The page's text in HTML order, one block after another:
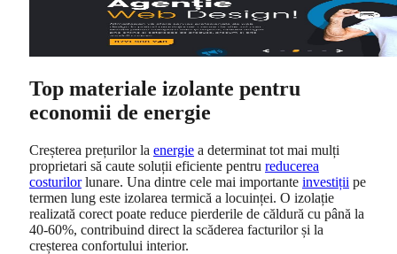
Top materiale izolante pentru
economii de energie
Creșterea prețurilor la energie a determinat tot mai mulți
proprietari să caute soluții eficiente pentru reducerea
costurilorlunare. Una dintre cele mai importante investiții pe
termen lung este izolarea termică a locuinței. O izolație
realizată corect poate reduce pierderile de căldură cu până la
40-60%, contribuind direct la scăderea facturilor și la
creșterea confortului interior.